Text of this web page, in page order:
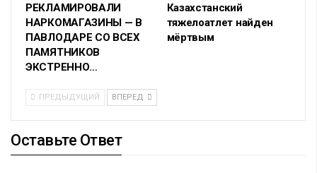
РЕКЛАМИРОВАЛИ
НАРКОМАГАЗИНЫ — В
ПАВЛОДАРЕ СО ВСЕХ
ПАМЯТНИКОВ
ЭКСТРЕННО…
Казахстанский
тяжелоатлет найден
мёртвым
ПРЕДЫДУЩИЙ ВПЕРЕД
Оставьте Ответ